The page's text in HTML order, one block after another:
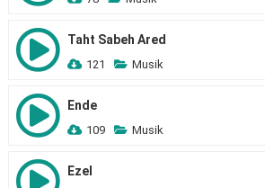
Taht Sabeh Ared
121 Musik
Ende
109 Musik
Ezel